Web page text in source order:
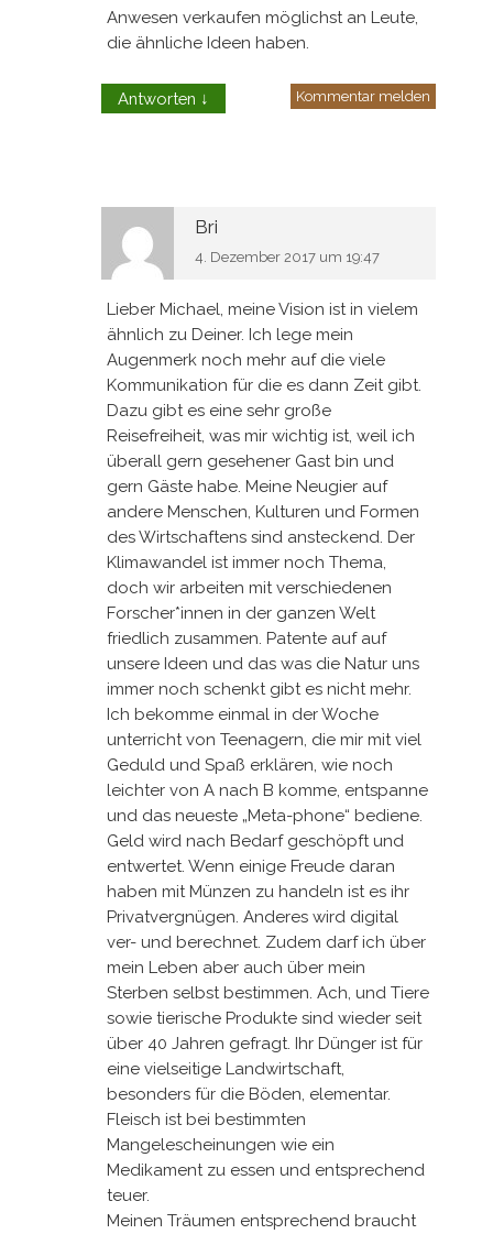
Anwesen verkaufen möglichst an Leute,
die ähnliche Ideen haben.
Antworten ↓ Kommentar melden
Bri
4. Dezember 2017 um 19:47
Lieber Michael, meine Vision ist in vielem
ähnlich zu Deiner. Ich lege mein
Augenmerk noch mehr auf die viele
Kommunikation für die es dann Zeit gibt.
Dazu gibt es eine sehr große
Reisefreiheit, was mir wichtig ist, weil ich
überall gern gesehener Gast bin und
gern Gäste habe. Meine Neugier auf
andere Menschen, Kulturen und Formen
des Wirtschaftens sind ansteckend. Der
Klimawandel ist immer noch Thema,
doch wir arbeiten mit verschiedenen
Forscher*innen in der ganzen Welt
friedlich zusammen. Patente auf auf
unsere Ideen und das was die Natur uns
immer noch schenkt gibt es nicht mehr.
Ich bekomme einmal in der Woche
unterricht von Teenagern, die mir mit viel
Geduld und Spaß erklären, wie noch
leichter von A nach B komme, entspanne
und das neueste „Meta-phone“ bediene.
Geld wird nach Bedarf geschöpft und
entwertet. Wenn einige Freude daran
haben mit Münzen zu handeln ist es ihr
Privatvergnügen. Anderes wird digital
ver- und berechnet. Zudem darf ich über
mein Leben aber auch über mein
Sterben selbst bestimmen. Ach, und Tiere
sowie tierische Produkte sind wieder seit
über 40 Jahren gefragt. Ihr Dünger ist für
eine vielseitige Landwirtschaft,
besonders für die Böden, elementar.
Fleisch ist bei bestimmten
Mangelescheinungen wie ein
Medikament zu essen und entsprechend
teuer.
Meinen Träumen entsprechend braucht